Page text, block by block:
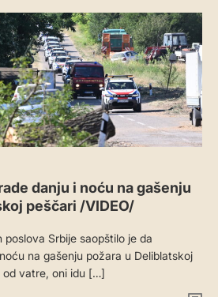
danju i noću na gašenju
peščari /VIDEO/
Srbije saopštilo je da
na gašenju požara u Deliblatskoj
od vatre, oni idu […]